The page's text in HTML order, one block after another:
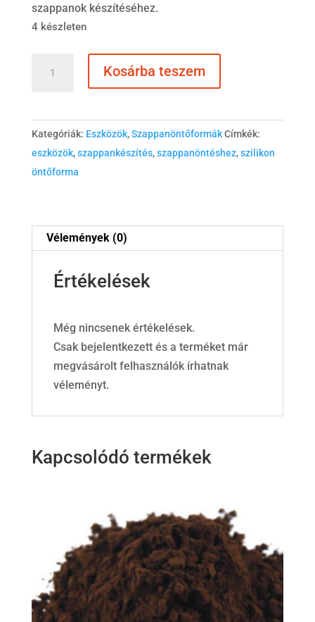
szappanok készítéséhez.
4 készleten
gyerekeknek
mennyiség
Kosárba teszem
Kategóriák: Eszközök,Szappanöntőformák Címkék:
eszközök,szappankészítés,szappanöntéshez,szilikon
öntőforma
Vélemények (0)
Értékelések
Még nincsenek értékelések.
Csak bejelentkezett és a terméket már
megvásárolt felhasználók írhatnak
véleményt.
Kapcsolódó termékek